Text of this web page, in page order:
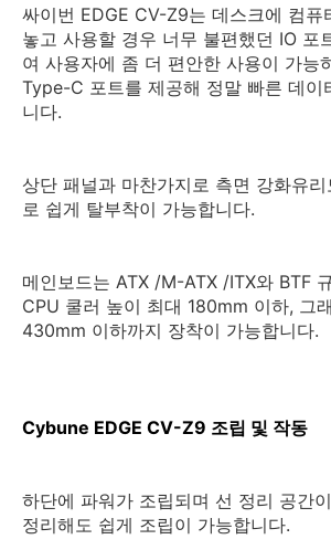
싸이번 EDGE CV-Z9는 데스크에 컴퓨
놓고 사용할 경우 너무 불편했던 IO 포
여 사용자에 좀 더 편안한 사용이 가능
Type-C 포트를 제공해 정말 빠른 데이
니다.
상단 패널과 마찬가지로 측면 강화유
로 쉽게 탈부착이 가능합니다.
메인보드는 ATX /M-ATX /ITX와 BTF
CPU 쿨러 높이 최대 180mm 이하, 그
430mm 이하까지 장착이 가능합니다.
Cybune EDGE CV-Z9 조립 및 작동
하단에 파워가 조립되며 선 정리 공간
정리해도 쉽게 조립이 가능합니다.